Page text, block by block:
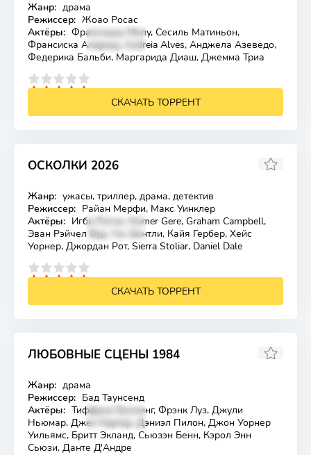
Жанр: драма
Режиссер: Жоао Росас
Актёры: Франсишку Мелу, Сесиль Матиньон,
Франсиска Аларкау, Andreia Alves, Анджела Азеведо,
Федерика Бальби, Маргарида Диаш, Джемма Триа
СКАЧАТЬ ТОРРЕНТ
ОСКОЛКИ 2026
Лицензия
Жанр: ужасы, триллер, драма, детектив
Режиссер: Райан Мерфи, Макс Уинклер
Актёры: Игби Ригни, Homer Gere, Graham Campbell,
Эван Рэйчел Вуд, Уэс Бентли, Кайя Гербер, Хейс
Уорнер, Джордан Рот, Sierra Stoliar, Daniel Dale
СКАЧАТЬ ТОРРЕНТ
ЛЮБОВНЫЕ СЦЕНЫ 1984
4.6
Жанр: драма
Режиссер: Бад Таунсенд
Актёры: Тиффани Боллинг, Фрэнк Луз, Джули
Ньюмар, Джек Картер, Дэниэл Пилон, Джон Уорнер
Уильямс, Бритт Экланд, Сьюзэн Бенн, Кэрол Энн
Сьюзи, Данте Д'Андре